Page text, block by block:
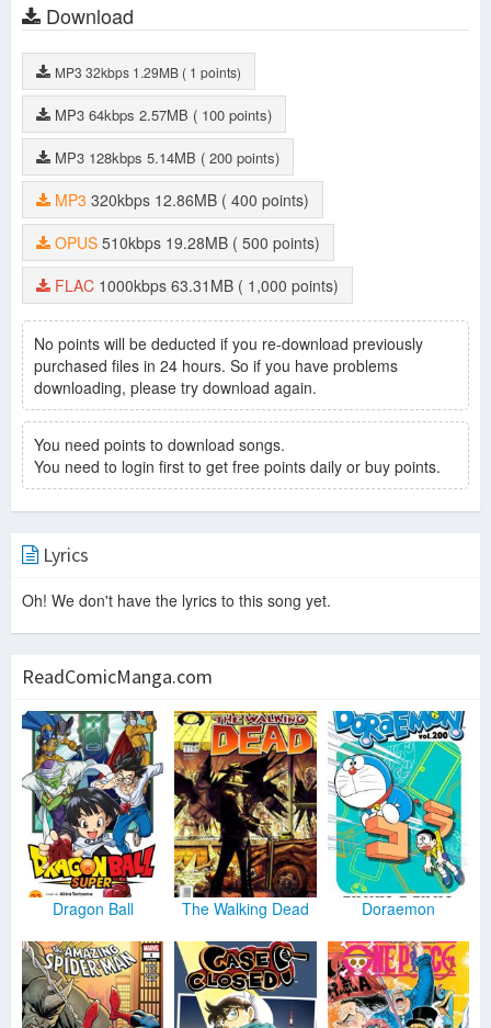
Download
MP3 32kbps 1.29MB ( 1 points)
MP3 64kbps 2.57MB ( 100 points)
MP3 128kbps 5.14MB ( 200 points)
MP3 320kbps 12.86MB
( 400 points)
OPUS 510kbps 19.28MB
( 500 points)
FLAC 1000kbps 63.31MB ( 1,000 points)
No points will be deducted if you re-download previously
purchased files in 24 hours. So if you have problems
downloading, please try download again.
You need points to download songs.
You need to login first to get free points daily or buy points.
Lyrics
Oh! We don't have the lyrics to this song yet.
ReadComicManga.com
Dragon Ball The Walking Dead Doraemon